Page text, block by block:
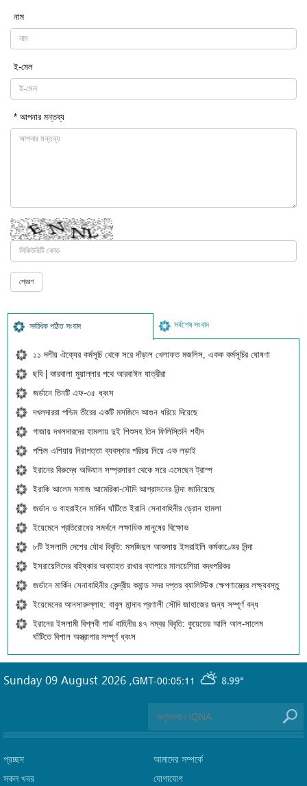
নাম
ই-মেল
* আপনার মন্তব্য
সর্বাধিক পঠিত সংবাদ সর্বশেষ সংবাদ
১১ দলীয় ঐক্যের কর্মসূচি থেকে সরে দাঁড়াল খেলাফত মজলিস, একক কর্মসূচির ঘোষণা
ছবি | কারবালা মুয়াল্লার পথে আরবাঈন যাত্রীরা
জর্ডানে তিনটি এফ-৩৫ ধ্বংস
দখলদাররা পশ্চিম তীরের একটি মসজিদে আগুন ধরিয়ে দিয়েছে
গাজায় দখলদারদের হামলায় দুই শিশুসহ তিন ফিলিস্তিনি শহীদ
পশ্চিম এশিয়ায় নিরাপত্তা ব্যবস্থার পরিচয় নিয়ে এক লড়াই
ইরানের বিরুদ্ধে অভিযান সম্প্রসারণ থেকে সরে এসেছেন ট্রাম্প
ইরাকি আলেম সমাজ আমেরিকা-সৌদি আগ্রাসনের নিন্দা জানিয়েছে
জর্ডান ও বাহরাইনে মার্কিন ঘাঁটিতে ইরানি সেনাবাহিনীর ড্রোন হামলা
ইয়েমেনে প্রতিরোধের সমর্থনে লক্ষাধিক মানুষের বিক্ষোভ
৮টি ইসলামি দেশের যৌথ বিবৃতি: মসজিদুল আকসায় ইসরাইলি কর্মকাণ্ডের নিন্দা
ইসরায়েলিদের বহিষ্কার অব্যাহত রাখার ব্যাপারে মালয়েশিয়া বদ্ধপরিকর
জর্ডানে মার্কিন সেনাবাহিনীর কেন্দ্রীয় কমান্ড সদর দপ্তর ব্যালিস্টিক ক্ষেপণাস্ত্রের লক্ষ্যবস্তু
ইয়েমেনের আনসারুল্লাহ: বাবুল মান্দাব প্রণালী সৌদি জাহাজের জন্য সম্পূর্ণ বন্ধ
ইরানের ইসলামী বিপ্লবী গার্ড বাহিনীর ৪৭ নম্বর বিবৃতি: কুয়েতের আলি আল-সালেম
ঘাঁটিতে বিশাল অস্ত্রাগার সম্পূর্ণ ধ্বংস
GMT-00:05:11 8.99°
Sunday 09 August 2026 ,
প্রচ্ছদ
সকল খবর
আমাদের সম্পর্কে
যোগাযোগ